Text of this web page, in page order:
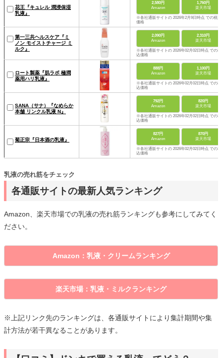
花王『キュレル 潤浸保湿
乳液』
2,580円
Amazon
1,760円
楽天市場
※各社通販サイトの 2026年2月9日時点 での税込
価格
第一三共ヘルスケア『ミ
ノン モイストチャージ ミ
ルク』
2,090円
Amazon
2,310円
楽天市場
※各社通販サイトの 2026年02月02日時点 での税
込価格
ロート製薬『肌ラボ 極潤
薬用ハリ乳液』
888円
Amazon
1,100円
楽天市場
※各社通販サイトの 2026年02月02日時点 での税
込価格
SANA（サナ）『なめらか
本舗 リンクル乳液 N』
792円
Amazon
820円
楽天市場
※各社通販サイトの 2026年02月02日時点 での税
込価格
菊正宗『日本酒の乳液』
827円
Amazon
870円
楽天市場
※各社通販サイトの 2026年02月02日時点 での税
込価格
各通販サイトの最新人気ランキング
乳液の売れ筋をチェック
Amazon、楽天市場での乳液の売れ筋ランキングも参考にしてみてく
ださい。
Amazon：乳液・クリームランキング
楽天市場：乳液・ミルクランキング
※上記リンク先のランキングは、各通販サイトにより集計期間や集
計方法が若干異なることがあります。